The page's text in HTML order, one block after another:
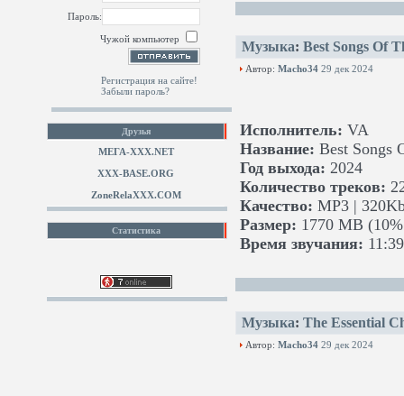
Пароль:
Чужой компьютер
Регистрация на сайте!
Забыли пароль?
Друзья
МЕГА-ХХХ.NET
XXX-BASE.ORG
ZoneRelaXXX.COM
Статистика
Музыка: Best Songs Of
Автор: Macho34 29 дек 2024
Исполнитель: VA
Название: Best Songs
Год выхода: 2024
Количество треков:
Качество: MP3 |
Размер: 1770 MB
Время звучания:
Музыка: The Essential
Автор: Macho34 29 дек 2024